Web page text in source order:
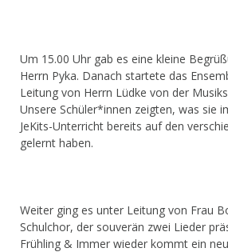
Um 15.00 Uhr gab es eine kleine
Herrn Pyka. Danach startete das
Leitung von Herrn Lüdke von der
Unsere Schüler*innen zeigten, was sie
JeKits-Unterricht bereits auf den
gelernt haben.
Weiter ging es unter Leitung von Frau
Schulchor, der souverän zwei Lieder
Frühling & Immer wieder kommt ein